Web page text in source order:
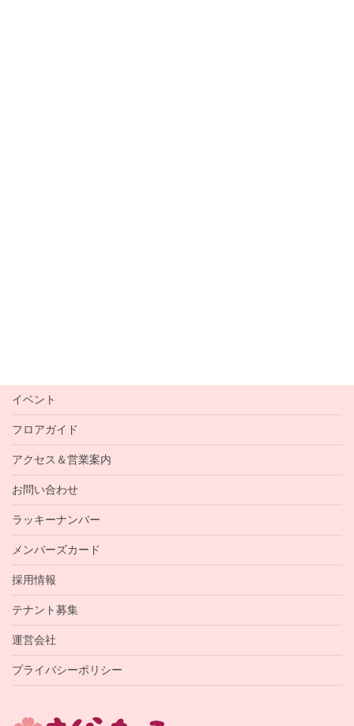
イベント
フロアガイド
アクセス＆営業案内
お問い合わせ
ラッキーナンバー
メンバーズカード
採用情報
テナント募集
運営会社
プライバシーポリシー